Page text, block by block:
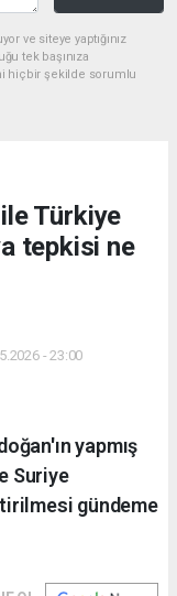
ve siteye yaptığınız
tek başınıza
hiçbir şekilde sorumlu
Türkiye
tepkisi ne
- 23:00
yapmış
Suriye
gündeme